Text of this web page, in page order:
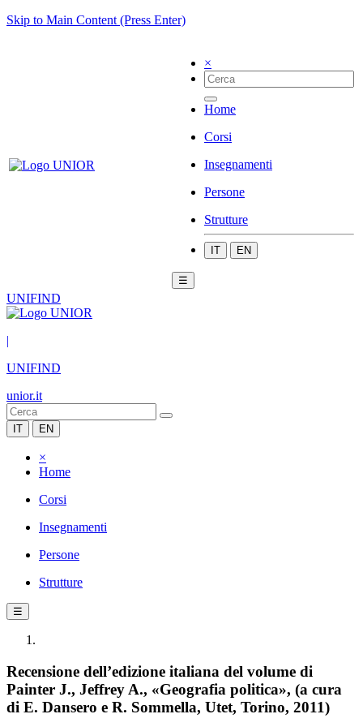
Skip to Main Content (Press Enter)
×
Home
Corsi
Insegnamenti
Persone
Strutture
IT EN
☰
UNIFIND
|
UNIFIND
unior.it
IT EN
×
Home
Corsi
Insegnamenti
Persone
Strutture
☰
Recensione dell’edizione italiana del volume di
Painter J., Jeffrey A., «Geografia politica», (a cura
di E. Dansero e R. Sommella, Utet, Torino, 2011)